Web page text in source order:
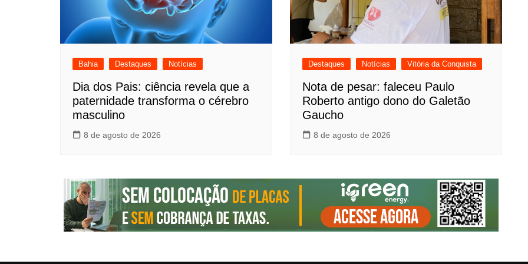
Bahia Destaques Notícias
Dia dos Pais: ciência revela que a
paternidade transforma o cérebro
masculino
8 de agosto de 2026
Destaques Notícias Vitória da Conquista
Nota de pesar: faleceu Paulo
Roberto antigo dono do Galetão
Gaucho
8 de agosto de 2026